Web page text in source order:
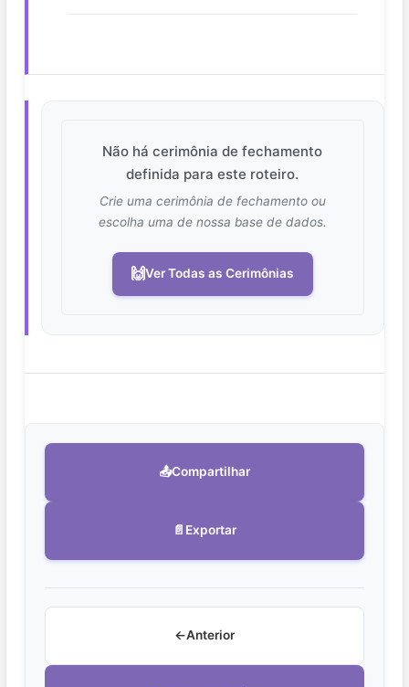
Não há cerimônia de fechamento
definida para este roteiro.
Crie uma cerimônia de fechamento ou
escolha uma de nossa base de dados.
🙌Ver Todas as Cerimônias
📤Compartilhar
📄 Exportar
←Anterior